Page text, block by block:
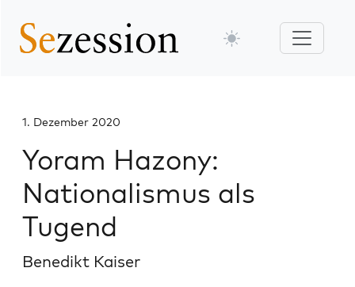
1. Dezember 2020
Yoram Hazony:
Nationalismus als
Tugend
Benedikt Kaiser